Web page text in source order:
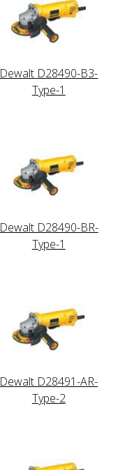
Dewalt D28490-B3-
Type-1
Dewalt D28490-BR-
Type-1
Dewalt D28491-AR-
Type-2